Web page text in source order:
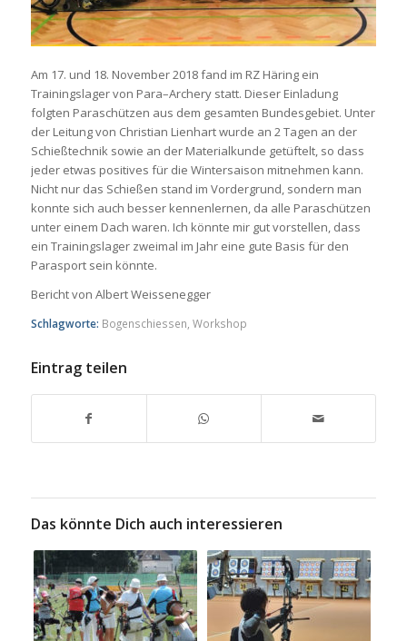
Am 17. und 18. November 2018 fand im RZ Häring ein
Trainingslager von Para–Archery statt. Dieser Einladung
folgten Paraschützen aus dem gesamten Bundesgebiet. Unter
der Leitung von Christian Lienhart wurde an 2 Tagen an der
Schießtechnik sowie an der Materialkunde getüftelt, so dass
jeder etwas positives für die Wintersaison mitnehmen kann.
Nicht nur das Schießen stand im Vordergrund, sondern man
konnte sich auch besser kennenlernen, da alle Paraschützen
unter einem Dach waren. Ich könnte mir gut vorstellen, dass
ein Trainingslager zweimal im Jahr eine gute Basis für den
Parasport sein könnte.
Bericht von Albert Weissenegger
Schlagworte: Bogenschiessen Workshop
Eintrag teilen
Das könnte Dich auch interessieren